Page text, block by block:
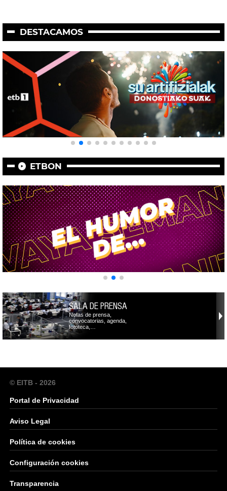
DESTACAMOS
ETBON
SALA DE PRENSA
Notas de prensa,
convocatorias, agenda,
fototeca,…
© EITB - 2026
Portal de Privacidad
Aviso Legal
Política de cookies
Configuración cookies
Transparencia